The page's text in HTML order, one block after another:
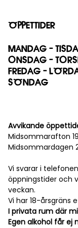
Avvikande
Midsommarafton
Midsommardagen
Vi svarar i
öppningstider och
veckan.
Vi har 18-årsgräns
I privata rum där
Egen alkohol får ej
ÖPPETTIDER
MÅNDAG -
ONSDAG -
FREDAG -
SÖNDAG